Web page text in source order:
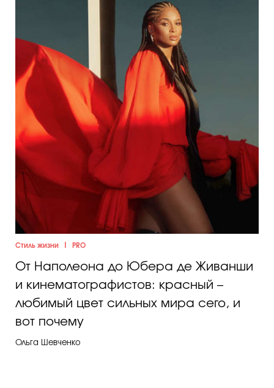
Стиль жизни PRO
От Наполеона до Юбера де Живанши
и кинематографистов: красный –
любимый цвет сильных мира сего, и
вот почему
Ольга Шевченко